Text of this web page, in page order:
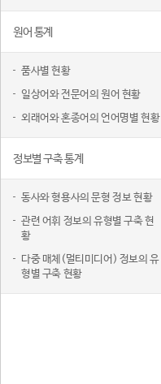
원어 통계
품사별 현황
일상어와 전문어의 원어 현황
외래어와 혼종어의 언어명별 현황
정보별 구축 통계
동사와 형용사의 문형 정보 현황
관련 어휘 정보의 유형별 구축 현
황
다중 매체(멀티미디어) 정보의 유
형별 구축 현황